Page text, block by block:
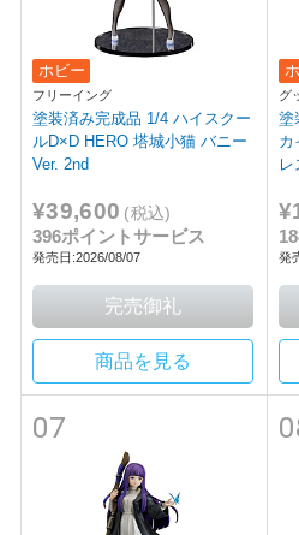
ホビー
フリーイング
塗装済み完成品 1/4 ハイスクー
ルD×D HERO 塔城小猫 バニー
Ver. 2nd
¥39,600 (税込)
396ポイントサービス
発売日:2026/08/07
商品を見る
グ
塗
カ
レ
発
07